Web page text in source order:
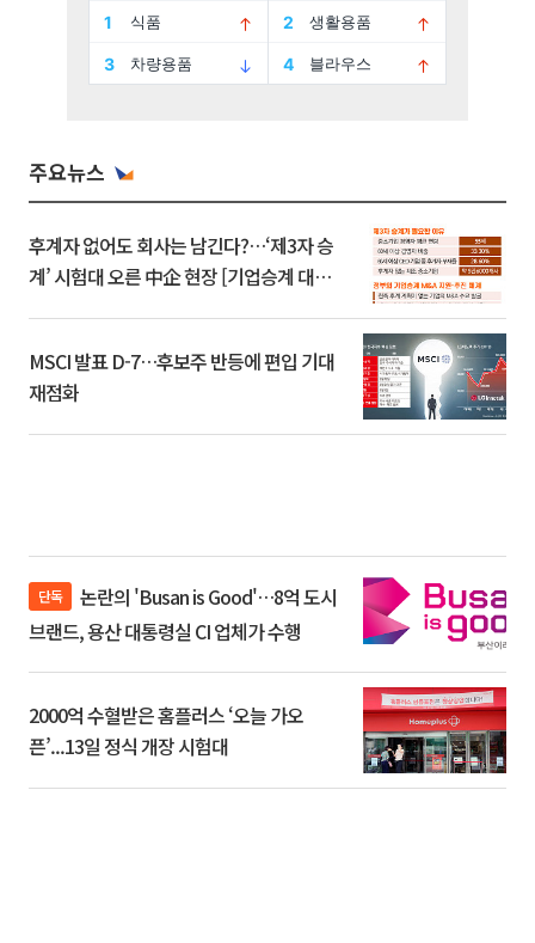
주요뉴스
후계자 없어도 회사는 남긴다?…‘제3자 승
계’ 시험대 오른 中企 현장 [기업승계 대전
MSCI 발표 D-7…후보주 반등에 편입 기대
재점화
단독
브랜드, 용산 대통령실 CI 업체가 수행
2000억 수혈받은 홈플러스 ‘오늘 가오
픈’...13일 정식 개장 시험대